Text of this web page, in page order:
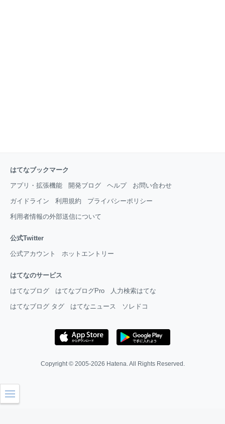
はてなブックマーク
アプリ・拡張機能 開発ブログ ヘルプ お問い合わせ
ガイドライン 利用規約 プライバシーポリシー
利用者情報の外部送信について
公式Twitter
公式アカウント ホットエントリー
はてなのサービス
はてなブログ はてなブログPro 人力検索はてな
はてなブログ タグ はてなニュース ソレドコ
Copyright © 2005-2026 Hatena. All Rights Reserved.